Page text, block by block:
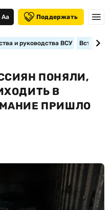
Аа Поддержать
и руководства ВСУ
ПОНЯЛИ,
В
ПРИШЛО